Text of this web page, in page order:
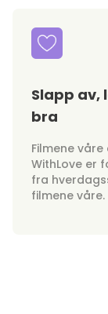
Slapp av,
bra
Filmene
WithLove er
fra
filmene våre.